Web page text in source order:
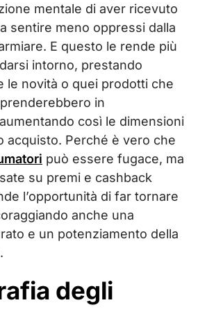
mentale di aver ricevuto
sentire meno oppressi dalla
E questo le rende più
intorno, prestando
le novità o quei prodotti che
in
così le dimensioni
acquisto. Perché è vero che
può essere fugace, ma
su premi e cashback
l’opportunità di far tornare
anche una
e un potenziamento della
degli